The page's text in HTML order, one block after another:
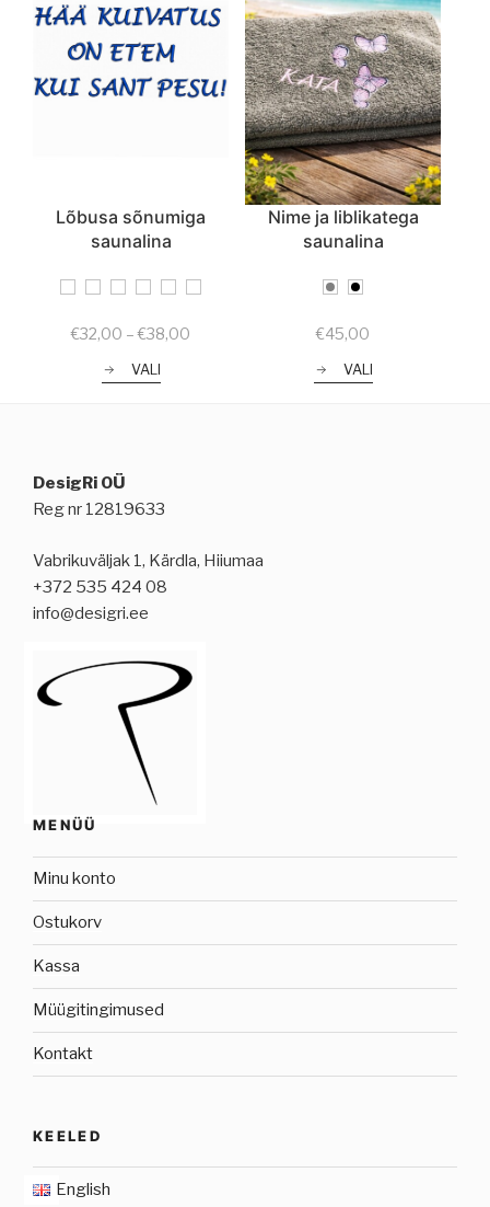
Lõbusa sõnumiga
saunalina
€32,00 – €38,00
VALI
Nime ja liblikatega
saunalina
€45,00
VALI
DesigRi OÜ
Reg nr 12819633
Vabrikuväljak 1, Kärdla, Hiiumaa
+372 535 424 08
info@desigri.ee
MENÜÜ
Minu konto
Ostukorv
Kassa
Müügitingimused
Kontakt
KEELED
English